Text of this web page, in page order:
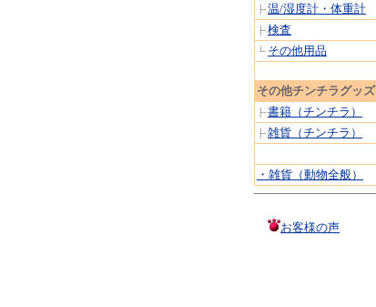
温/湿度計・体重計
検査
その他用品
その他チンチラグッズ
書籍（チンチラ）
雑貨（チンチラ）
・雑貨（動物全般）
お客様の声